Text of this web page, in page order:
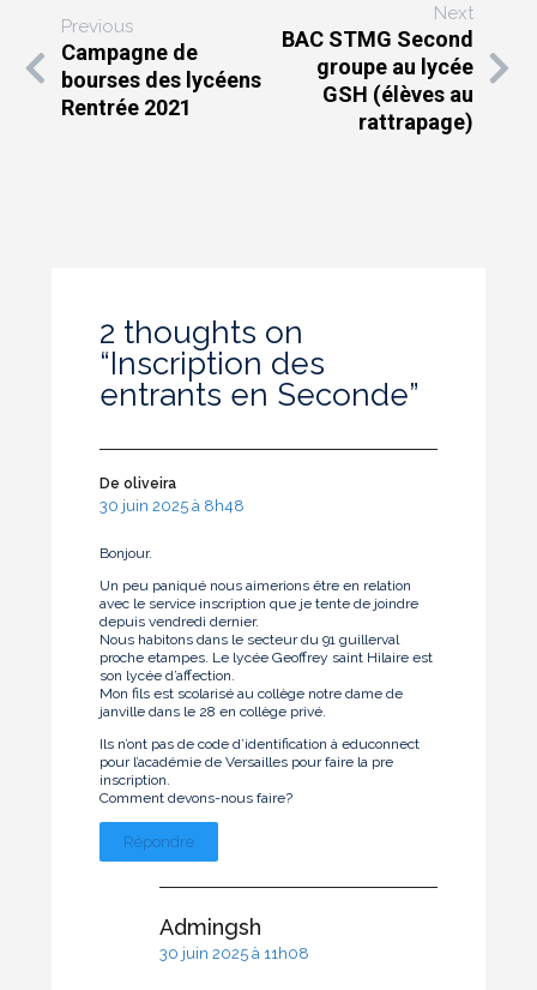
Previous
Campagne de
bourses des lycéens
Rentrée 2021
Next
BAC STMG Second
groupe au lycée
GSH (élèves au
rattrapage)
2 thoughts on
“Inscription des
entrants en Seconde”
De oliveira
30 juin 2025 à 8h48
Bonjour.
Un peu paniqué nous aimerions être en relation
avec le service inscription que je tente de joindre
depuis vendredi dernier.
Nous habitons dans le secteur du 91 guillerval
proche etampes. Le lycée Geoffrey saint Hilaire est
son lycée d’affection.
Mon fils est scolarisé au collège notre dame de
janville dans le 28 en collège privé.
Ils n’ont pas de code d’identification à educonnect
pour l’académie de Versailles pour faire la pre
inscription.
Comment devons-nous faire?
Répondre
Admingsh
30 juin 2025 à 11h08